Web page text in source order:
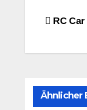
RC
Ähnlicher